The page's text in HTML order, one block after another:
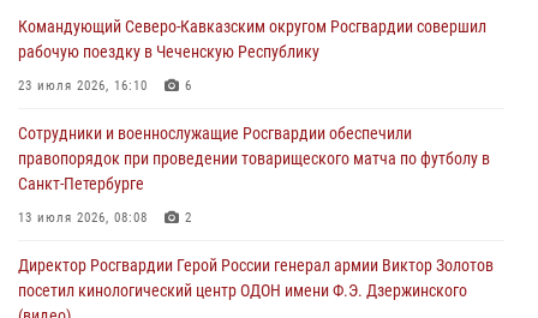
оздоровительных услуг (видео)
05 августа 2026, 13:20
посетили мастер-класс по художественной гимнастике
05 августа 2026, 13:00
Офицеры Росгвардии и ветераны войск правопорядка почтили
05 августа 2026, 12:40
Командующий Северо-Кавказским округом Росгвардии совершил
рабочую поездку в Чеченскую Республику
23 июля 2026, 16:10 6
Сотрудники и военнослужащие Росгвардии обеспечили
правопорядок при проведении товарищеского матча по футболу в
Санкт-Петербурге
13 июля 2026, 08:08 2
Директор Росгвардии Герой России генерал армии Виктор Золотов
посетил кинологический центр ОДОН имени Ф.Э. Дзержинского